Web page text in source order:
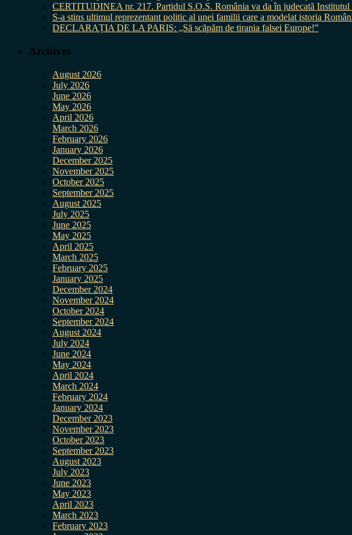
CERTITUDINEA nr. 217. Partidul S.O.S. România va da în judecată
S-a stins ultimul reprezentant politic al unei familii care a modelat istoria
DECLARAȚIA DE LA PARIS: „Să scăpăm de tirania falsei Europe!”
Archives
August 2026
July 2026
June 2026
May 2026
April 2026
March 2026
February 2026
January 2026
December 2025
November 2025
October 2025
September 2025
August 2025
July 2025
June 2025
May 2025
April 2025
March 2025
February 2025
January 2025
December 2024
November 2024
October 2024
September 2024
August 2024
July 2024
June 2024
May 2024
April 2024
March 2024
February 2024
January 2024
December 2023
November 2023
October 2023
September 2023
August 2023
July 2023
June 2023
May 2023
April 2023
March 2023
February 2023